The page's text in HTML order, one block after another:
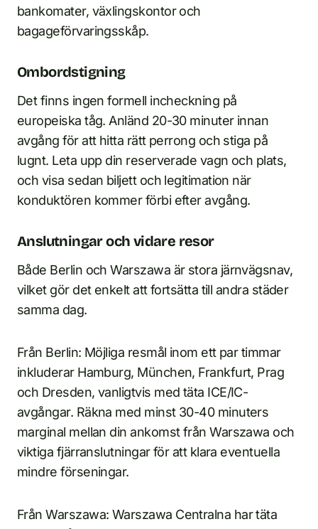
bankomater, växlingskontor och
bagageförvaringsskåp.
Ombordstigning
Det finns ingen formell incheckning på
europeiska tåg. Anländ 20-30 minuter innan
avgång för att hitta rätt perrong och stiga på
lugnt. Leta upp din reserverade vagn och plats,
och visa sedan biljett och legitimation när
konduktören kommer förbi efter avgång.
Anslutningar och vidare resor
Både Berlin och Warszawa är stora järnvägsnav,
vilket gör det enkelt att fortsätta till andra städer
samma dag.
Från Berlin: Möjliga resmål inom ett par timmar
inkluderar Hamburg, München, Frankfurt, Prag
och Dresden, vanligtvis med täta ICE/IC-
avgångar. Räkna med minst 30-40 minuters
marginal mellan din ankomst från Warszawa och
viktiga fjärranslutningar för att klara eventuella
mindre förseningar.
Från Warszawa: Warszawa Centralna har täta